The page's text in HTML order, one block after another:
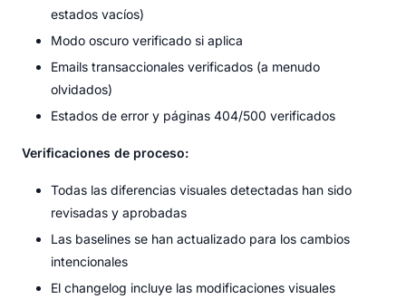
estados vacíos)
Modo oscuro verificado si aplica
Emails transaccionales verificados (a menudo
olvidados)
Estados de error y páginas 404/500 verificados
Verificaciones de proceso:
Todas las diferencias visuales detectadas han sido
revisadas y aprobadas
Las baselines se han actualizado para los cambios
intencionales
El changelog incluye las modificaciones visuales